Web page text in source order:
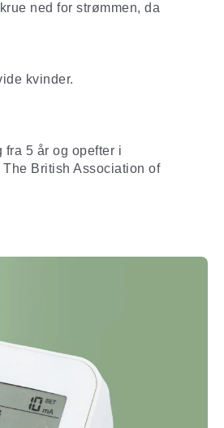
ned for strømmen, da
kvinder.
fra 5 år og opefter i
British Association of